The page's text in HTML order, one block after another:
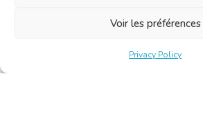
Voir les préférences
Privacy Policy